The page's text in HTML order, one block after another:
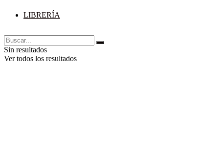
LIBRERÍA
Sin resultados
Ver todos los resultados